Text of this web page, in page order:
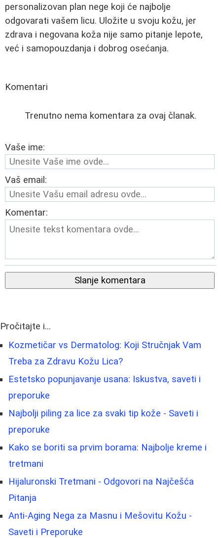
personalizovan plan nege koji će najbolje
odgovarati vašem licu. Uložite u svoju kožu, jer
zdrava i negovana koža nije samo pitanje lepote,
već i samopouzdanja i dobrog osećanja.
Komentari
Trenutno nema komentara za ovaj članak.
Vaše ime:
Vaš email:
Komentar:
Slanje komentara
Pročitajte i...
Kozmetičar vs Dermatolog: Koji Stručnjak Vam
Treba za Zdravu Kožu Lica?
Estetsko popunjavanje usana: Iskustva, saveti i
preporuke
Najbolji piling za lice za svaki tip kože - Saveti i
preporuke
Kako se boriti sa prvim borama: Najbolje kreme i
tretmani
Hijaluronski Tretmani - Odgovori na Najčešća
Pitanja
Anti-Aging Nega za Masnu i Mešovitu Kožu -
Saveti i Preporuke